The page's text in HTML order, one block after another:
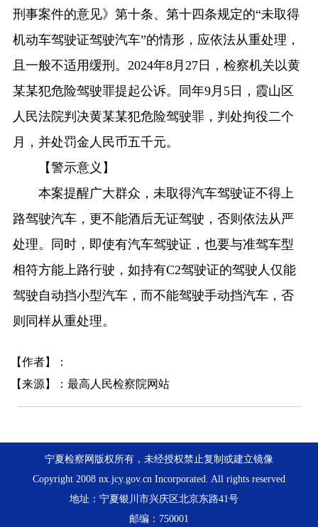
刑事案件的意见》第十条、第十四条规定的“未取得
机动车驾驶证驾驶汽车”的情形，应依法从重处理，
且一般不适用缓刑。2024年8月27日，检察机关以黄
某某犯危险驾驶罪提起公诉。同年9月5日，霞山区
人民法院判决黄某某犯危险驾驶罪，判处拘役二个
月，并处罚金人民币五千元。
【警示意义】
本案提醒广大群众，未取得汽车驾驶证不得上
路驾驶汽车，更不能酒后无证驾驶，否则依法从严
处理。同时，即使有汽车驾驶证，也要与准驾车型
相符方能上路行驶，如持有C2驾驶证的驾驶人仅能
驾驶自动挡小型汽车，而不能驾驶手动挡汽车，否
则同样从重处理。
【作者】：
【来源】：最高人民检察院网站
宁夏检察网版权所有，未经授权禁止复制或建立镜像
Copyright 2008 nx.jcy.gov.cn Incorporated. All rights reserved
地址：宁夏银川市兴庆区北京东路41号
邮编：750001